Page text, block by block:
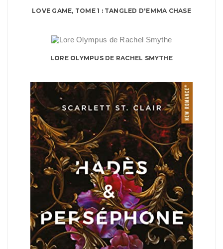
LOVE GAME, TOME 1 : TANGLED D'EMMA CHASE
LORE OLYMPUS DE RACHEL SMYTHE